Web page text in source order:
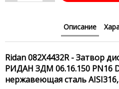
Описание
Ridan 082X4432R - Затвор
РИДАН ЗДМ 06.16.150 PN16
нержавеющая сталь